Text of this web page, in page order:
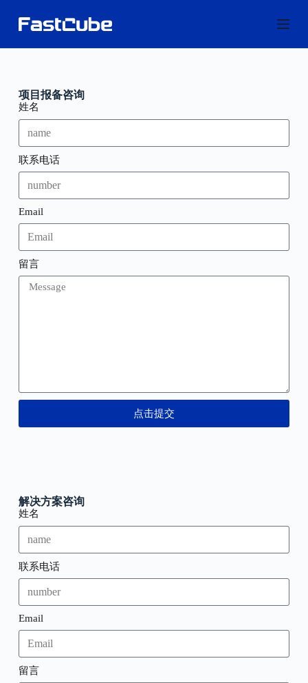
过
项目报备咨询
姓名
联系电话
Email
留言
点击提交
解决方案咨询
姓名
联系电话
Email
留言